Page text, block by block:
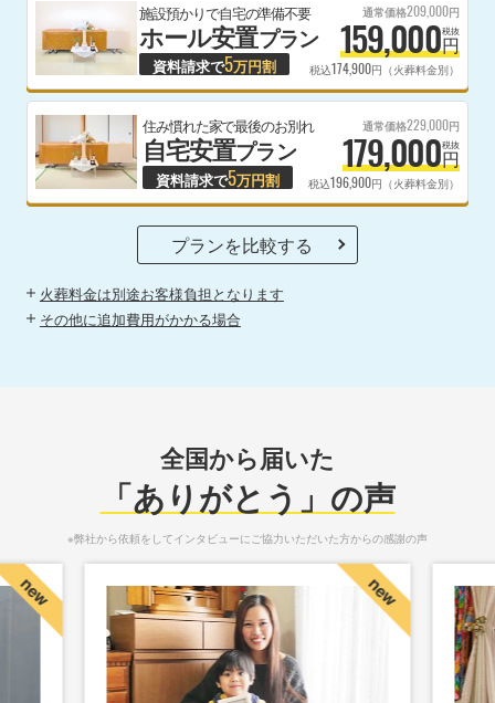
施設預かりで自宅の準備不要
ホール安置プラン
資料請求で5万円割
通常価格209,000円
159,000円
税抜
税込174,900円（火葬料金別）
住み慣れた家で最後のお別れ
自宅安置プラン
資料請求で5万円割
通常価格229,000円
179,000円
税抜
税込196,900円（火葬料金別）
プランを比較する
火葬料金は別途お客様負担となります
その他に追加費用がかかる場合
全国から届いた
「ありがとう」の声
※弊社から依頼をしてインタビューにご協力いただいた方からの感謝の声